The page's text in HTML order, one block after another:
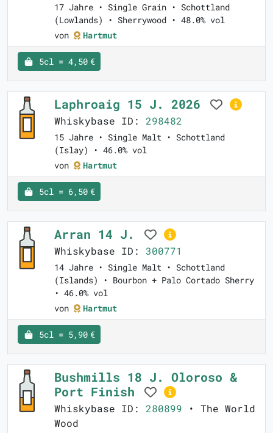
17 Jahre • Single Grain • Schottland
(Lowlands) • Sherrywood • 48.0% vol
von
Hartmut
5cl = 4,50 €
Laphroaig 15 J. 2026
Whiskybase ID: 298482
15 Jahre • Single Malt • Schottland
(Islay) • 46.0% vol
von
Hartmut
5cl = 6,50 €
Arran 14 J.
Whiskybase ID: 300771
14 Jahre • Single Malt • Schottland
(Islands) • Bourbon + Palo Cortado Sherry
• 46.0% vol
von
Hartmut
5cl = 5,90 €
Bushmills 18 J. Oloroso &
Port Finish
Whiskybase ID: 280899 • The World
Wood